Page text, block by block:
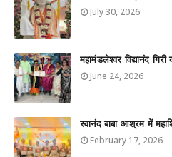
July 30, 2026
महामंडलेश्वर विद्यानंद
June 24, 2026
स्वानंद बाबा आश्रम में
February 17, 2026